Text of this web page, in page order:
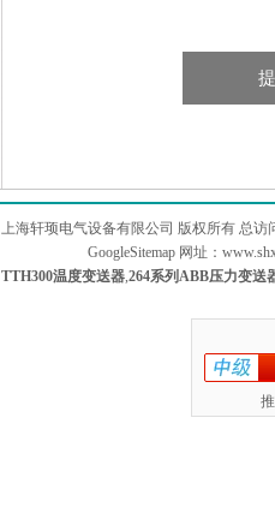
上海轩顼电气设备有限公司 版权所有 总访
GoogleSitemap网址：
TTH300温度变送器,264系列ABB压力变送